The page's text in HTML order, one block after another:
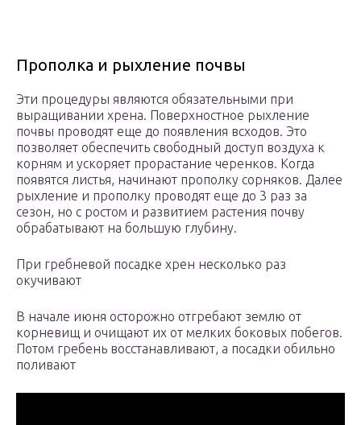
Прополка и рыхление почвы
Эти процедуры являются обязательными при
выращивании хрена. Поверхностное рыхление
почвы проводят еще до появления всходов. Это
позволяет обеспечить свободный доступ воздуха к
корням и ускоряет прорастание черенков. Когда
появятся листья, начинают прополку сорняков. Далее
рыхление и прополку проводят еще до 3 раз за
сезон, но с ростом и развитием растения почву
обрабатывают на большую глубину.
При гребневой посадке хрен несколько раз
окучивают
В начале июня осторожно отгребают землю от
корневищ и очищают их от мелких боковых побегов.
Потом гребень восстанавливают, а посадки обильно
поливают